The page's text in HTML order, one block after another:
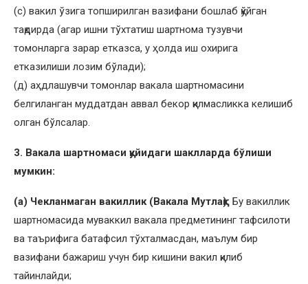
(c) вакил ўзига топширилган вазифани бошлаб қўйган
тақдирда (агар ишни тўхтатиш шартнома тузувчи
томонларга зарар етказса, у ҳолда иш охирига
етказилиши лозим бўлади);
(д) аҳдлашувчи томонлар вакала шартномасини
белгиланган муддатдан аввал бекор қилмасликка келишиб
олган бўлсалар.
3. Вакала шартномаси қуйидаги шаклларда бўлиши
мумкин:
(а) Чекланмаган вакиллик (Вакала Мутлақ): Бу вакиллик
шартномасида муваккил вакала предметининг тафсилоти
ва таърифига батафсил тўхталмасдан, маълум бир
вазифани бажариш учун бир кишини вакил қилиб
тайинлайди;